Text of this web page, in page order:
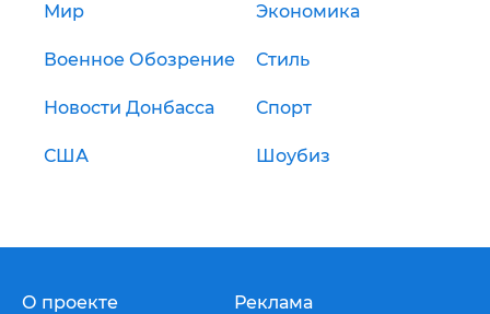
Мир Экономика
Военное Обозрение Стиль
Новости Донбасса Спорт
США Шоубиз
О проекте Реклама